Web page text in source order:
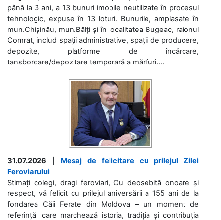
până la 3 ani, a 13 bunuri imobile neutilizate în procesul
tehnologic, expuse în 13 loturi. Bunurile, amplasate în
mun.Chișinău, mun.Bălți și în localitatea Bugeac, raionul
Comrat, includ spații administrative, spații de producere,
depozite, platforme de încărcare,
tansbordare/depozitare temporară a mărfuri....
31.07.2026
Mesaj de felicitare cu prilejul Zilei
Feroviarului
Stimați colegi, dragi feroviari, Cu deosebită onoare și
respect, vă felicit cu prilejul aniversării a 155 ani de la
fondarea Căii Ferate din Moldova – un moment de
referință, care marchează istoria, tradiția și contribuția